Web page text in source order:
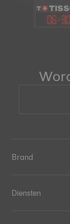
06: 30
Brand
Diensten